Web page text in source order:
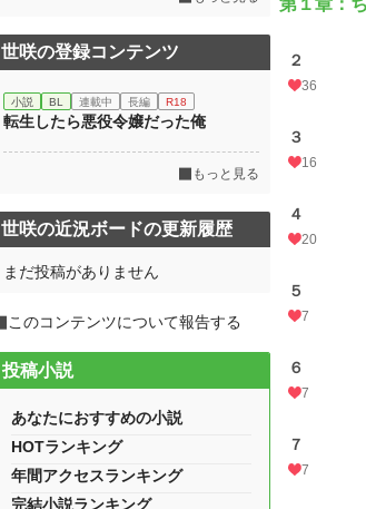
第１章：
２
36
３
16
４
20
５
7
６
7
７
7
世咲の登録コンテンツ
小説 BL 連載中 長編 R18
転生したら悪役令嬢だった俺
もっと見る
世咲の近況ボードの更新履歴
まだ投稿がありません
このコンテンツについて報告する
投稿小説
あなたにおすすめの小説
HOTランキング
年間アクセスランキング
完結小説ランキング